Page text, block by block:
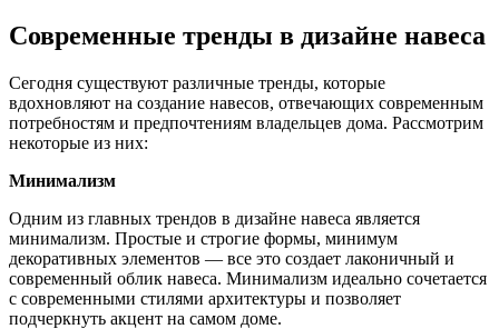
Современные тренды в дизайне навеса
Сегодня существуют различные тренды, которые
вдохновляют на создание навесов, отвечающих современным
потребностям и предпочтениям владельцев дома. Рассмотрим
некоторые из них:
Минимализм
Одним из главных трендов в дизайне навеса является
минимализм. Простые и строгие формы, минимум
декоративных элементов — все это создает лаконичный и
современный облик навеса. Минимализм идеально сочетается
с современными стилями архитектуры и позволяет
подчеркнуть акцент на самом доме.